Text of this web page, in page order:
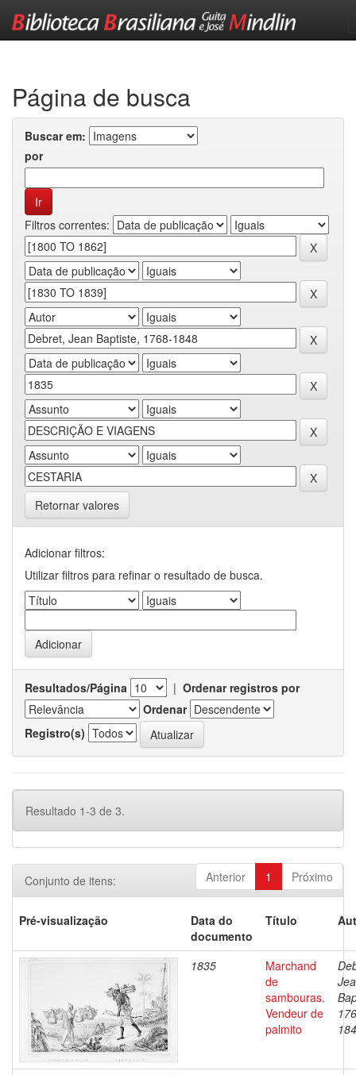
Página de busca
Buscar em:
por
Filtros correntes:
Retornar valores
Adicionar filtros:
Utilizar filtros para refinar o resultado de busca.
Resultados/Página | Ordenar registros por
Ordenar
Registro(s)
Resultado 1-3 de 3.
Anterior 1 Próximo
Conjunto de itens:
Pré-visualização
Data do
documento
Título
1835
Marchand
de
sambouras.
Vendeur de
palmito